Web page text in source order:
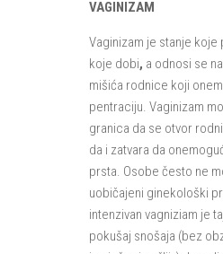
VAGINIZAM
Vaginizam je stanje koje
koje dobi, a odnosi se
mišića rodnice koji
pentraciju. Vaginizam
granica da se otvor
da i zatvara da
prsta. Osobe često ne
uobičajeni ginekološki
intenzivan vagniziam je
pokušaj snošaja (bez